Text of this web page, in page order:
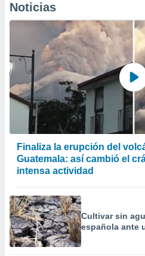
Noticias
Finaliza la erupción del
Guatemala: así cambió el
intensa actividad
Cultivar sin
española ante